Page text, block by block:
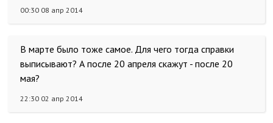
00:30 08 апр 2014
В марте было тоже самое. Для чего тогда справки
выписывают? А после 20 апреля скажут - после 20
мая?
22:30 02 апр 2014